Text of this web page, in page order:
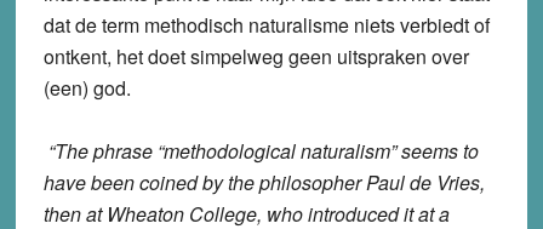
dat de term methodisch naturalisme niets verbiedt of
ontkent, het doet simpelweg geen uitspraken over
(een) god.
“The phrase “methodological naturalism” seems to
have been coined by the philosopher Paul de Vries,
then at Wheaton College, who introduced it at a